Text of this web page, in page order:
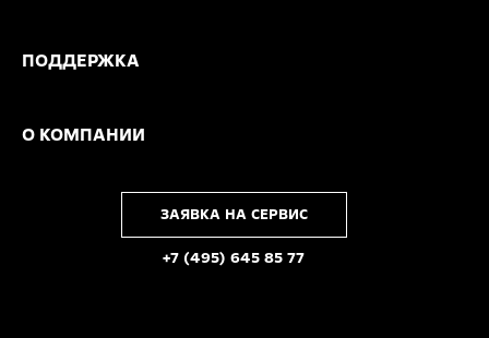
ПОДДЕРЖКА
О КОМПАНИИ
+7 (495) 645 85 77
ЗАЯВКА НА СЕРВИС